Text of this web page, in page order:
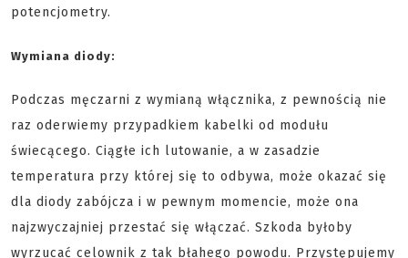
potencjometry.
Wymiana diody:
Podczas męczarni z wymianą włącznika, z pewnością nie
raz oderwiemy przypadkiem kabelki od modułu
świecącego. Ciągłe ich lutowanie, a w zasadzie
temperatura przy której się to odbywa, może okazać się
dla diody zabójcza i w pewnym momencie, może ona
najzwyczajniej przestać się włączać. Szkoda byłoby
wyrzucać celownik z tak błahego powodu. Przystępujemy